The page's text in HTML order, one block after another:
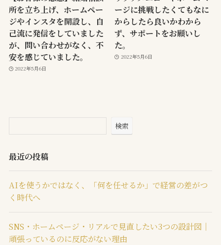
所を立ち上げ、ホームペー
ジやインスタを開設し、自
己流に発信をしていました
が、問い合わせがなく、不
安を感じていました。
2022年5月6日
ージに挑戦したくてもなに
からしたら良いかわから
ず、サポートをお願いし
た。
2022年5月6日
検索
最近の投稿
AIを使うかではなく、「何を任せるか」で経営の差がつ
く時代へ
SNS・ホームページ・リアルで見直したい3つの設計図｜
頑張っているのに反応がない理由